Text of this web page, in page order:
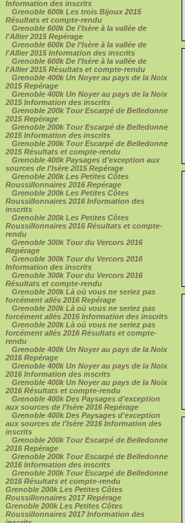
Information des inscrits
Grenoble 600k Les trois Bijoux 2015
Résultats et compte-rendu
Grenoble 600k De l'Isère à la vallée de
l'Allier 2015 Repérage
Grenoble 600k De l'Isère à la vallée de
l'Allier 2015 Information des inscrits
Grenoble 600k De l'Isère à la vallée de
l'Allier 2015 Résultats et compte-rendu
Grenoble 400k Un Noyer au pays de la Noix
2015 Repérage
Grenoble 400k Un Noyer au pays de la Noix
2015 Information des inscrits
Grenoble 200k Tour Escarpé de Belledonne
2015 Repérage
Grenoble 200k Tour Escarpé de Belledonne
2015 Information des inscrits
Grenoble 200k Tour Escarpé de Belledonne
2015 Résultats et compte-rendu
Grenoble 400k Paysages d'exception aux
sources de l'Isère 2015 Repérage
Grenoble 200k Les Petites Côtes
Roussillonnaires 2016 Repérage
Grenoble 200k Les Petites Côtes
Roussillonnaires 2016 Information des
inscrits
Grenoble 200k Les Petites Côtes
Roussillonnaires 2016 Résultats et compte-
rendu
Grenoble 300k Tour du Vercors 2016
Repérage
Grenoble 300k Tour du Vercors 2016
Information des inscrits
Grenoble 300k Tour du Vercors 2016
Résultats et compte-rendu
Grenoble 200k Là où vous ne seriez pas
forcément allés 2016 Repérage
Grenoble 200k Là où vous ne seriez pas
forcément allés 2016 Information des inscrits
Grenoble 200k Là où vous ne seriez pas
forcément allés 2016 Résultats et compte-
rendu
Grenoble 400k Un Noyer au pays de la Noix
2016 Repérage
Grenoble 400k Un Noyer au pays de la Noix
2016 Information des inscrits
Grenoble 400k Un Noyer au pays de la Noix
2016 Résultats et compte-rendu
Grenoble 400k Des Paysages d'exception
aux sources de l'Isère 2016 Repérage
Grenoble 400k Des Paysages d'exception
aux sources de l'Isère 2016 Information des
inscrits
Grenoble 200k Tour Escarpé de Belledonne
2016 Repérage
Grenoble 200k Tour Escarpé de Belledonne
2016 Information des inscrits
Grenoble 200k Tour Escarpé de Belledonne
2016 Résultats et compte-rendu
Grenoble 200k Les Petites Côtes
Roussillonnaires 2017 Repérage
Grenoble 200k Les Petites Côtes
Roussillonnaires 2017 Information des